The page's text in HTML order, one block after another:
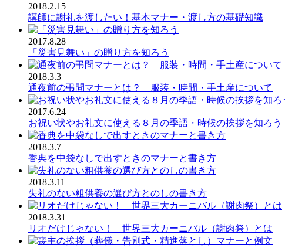
2018.2.15
講師に謝礼を渡したい！基本マナー・渡し方の基礎知識
2017.8.28
「災害見舞い」の贈り方を知ろう
2018.3.3
通夜前の弔問マナーとは？ 服装・時間・手土産について
2017.6.24
お祝い状やお礼文に使える８月の季語・時候の挨拶を知ろう
2018.3.7
香典を中袋なしで出すときのマナーと書き方
2018.3.11
失礼のない粗供養の選び方とのしの書き方
2018.3.31
リオだけじゃない！ 世界三大カーニバル（謝肉祭）とは